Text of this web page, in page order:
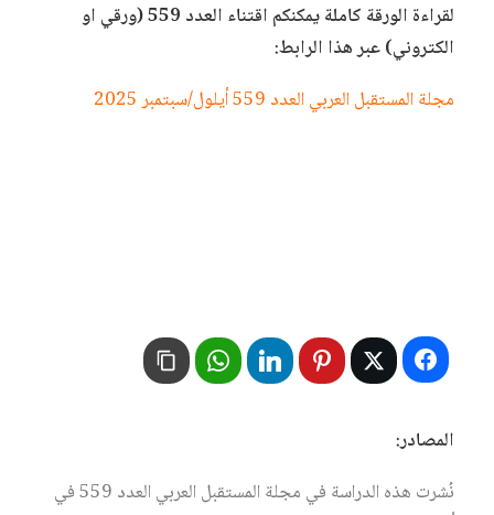
لقراءة الورقة كاملة يمكنكم اقتناء العدد 559 (ورقي او
الكتروني) عبر هذا الرابط:
مجلة المستقبل العربي العدد 559 أيلول/سبتمبر 2025
المصادر:
نُشرت هذه الدراسة في مجلة المستقبل العربي العدد 559 في